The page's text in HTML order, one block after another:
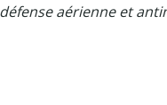
aérienne et